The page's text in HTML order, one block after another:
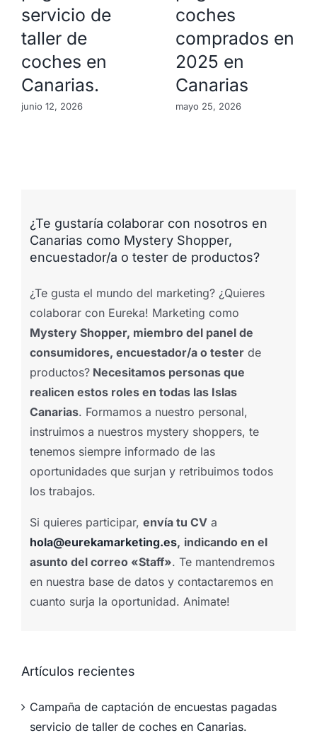
servicio de
taller de
coches en
Canarias.
junio 12, 2026
coches
comprados en
2025 en
Canarias
mayo 25, 2026
¿Te gustaría colaborar con nosotros en
Canarias como Mystery Shopper,
encuestador/a o tester de productos?
¿Te gusta el mundo del marketing? ¿Quieres
colaborar con Eureka! Marketing como
Mystery Shopper, miembro del panel de
consumidores, encuestador/a o tester de
productos? Necesitamos personas que
realicen estos roles en todas las Islas
Canarias. Formamos a nuestro personal,
instruimos a nuestros mystery shoppers, te
tenemos siempre informado de las
oportunidades que surjan y retribuimos todos
los trabajos.
Si quieres participar, envía tu CV a
hola@eurekamarketing.es, indicando en el
asunto del correo «Staff». Te mantendremos
en nuestra base de datos y contactaremos en
cuanto surja la oportunidad. Animate!
Artículos recientes
Campaña de captación de encuestas pagadas
servicio de taller de coches en Canarias.